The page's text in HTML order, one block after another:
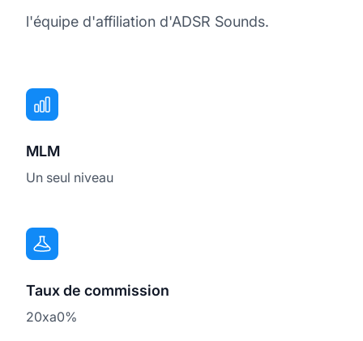
l'équipe d'affiliation d'ADSR Sounds.
MLM
Un seul niveau
Taux de commission
20xa0%